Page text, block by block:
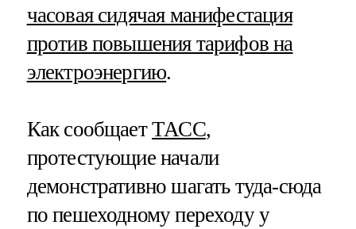
часовая сидячая манифестация
против повышения тарифов на
электроэнергию.
Как сообщаетТАСС,
протестующие начали
демонстративно шагать туда-сюда
по пешеходному переходу у